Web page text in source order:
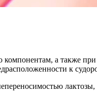
а также
к